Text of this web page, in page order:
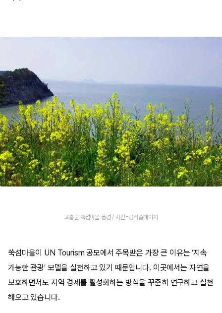
고흥군 쑥섬마을 풍경 / 사진=공식홈페이지
쑥섬마을이 UN Tourism 공모에서 주목받은 가장 큰 이유는 ‘지속
가능한 관광’ 모델을 실천하고 있기 때문입니다. 이곳에서는 자연을
보호하면서도 지역 경제를 활성화하는 방식을 꾸준히 연구하고 실천
해오고 있습니다.